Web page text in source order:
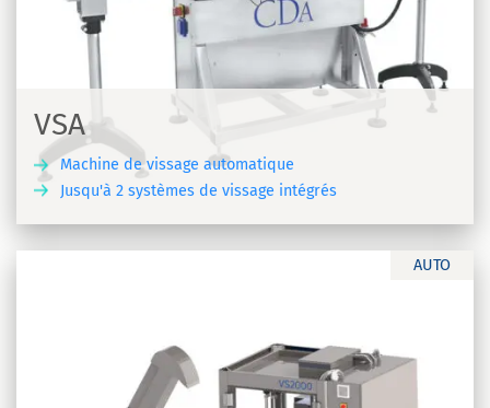
VSA
Machine de vissage automatique
Jusqu'à 2 systèmes de vissage intégrés
AUTO